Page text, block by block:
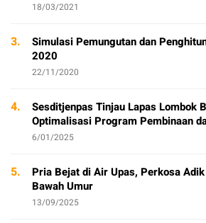
18/03/2021
3.
Simulasi Pemungutan dan
2020
22/11/2020
4.
Sesditjenpas Tinjau Lapas Lombok
Optimalisasi Program Pembinaan
6/01/2025
5.
Pria Bejat di Air Upas, Perkosa
Bawah Umur
13/09/2025